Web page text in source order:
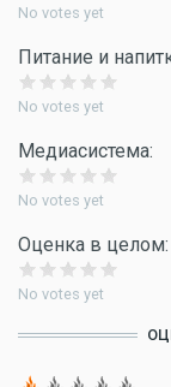
No votes yet
Питание и
No votes yet
Медиасистема:
No votes yet
Оценка в целом:
No votes yet